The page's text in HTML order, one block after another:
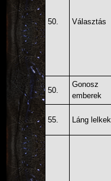
50. Választás
50.
Gonosz
emberek
55. Láng lelkek